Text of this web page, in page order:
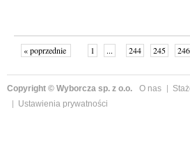
« poprzednie 1 ... 244 245 246
Copyright © Wyborcza sp. z o.o. O nas
Ustawienia prywatności